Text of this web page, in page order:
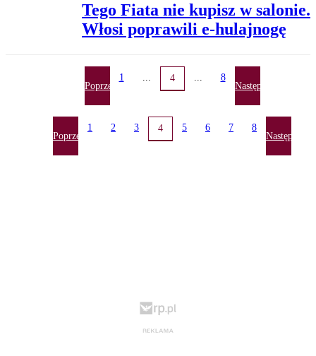
Tego Fiata nie kupisz w salonie.
Włosi poprawili e-hulajnogę
Poprzednia
1 ... 4 ... 8
Następna
Poprzednia
1 2 3 4 5 6 7 8
Następna